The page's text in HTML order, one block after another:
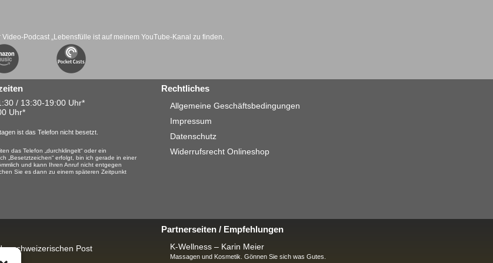
Podcast „Lebensfülle ist auf meinem YouTube-Kanal zu finden.
/ 13:30-19:00 Uhr*
Uhr*
ist das Telefon nicht besetzt.
das Telefon „durchklingelt“ oder ein
„Besetztzeichen“ erfolgt, bin ich gerade in einer
und kann Ihren Anruf nicht entgegen
Sie es dann zu einem späteren Zeitpunkt
Rechtliches
Allgemeine Geschäftsbedingungen
Impressum
Datenschutz
Widerrufsrecht Onlineshop
schweizerischen Post
Partnerseiten / Empfehlungen
K-Wellness – Karin Meier
Massagen und Kosmetik. Gönnen Sie sich was Gutes.